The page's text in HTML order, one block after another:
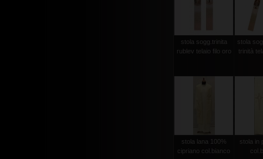
stola sogg.trinita
rublev telaio filo oro
stola
trinità
stola lana 100%
cipriano col.bianco
stola in